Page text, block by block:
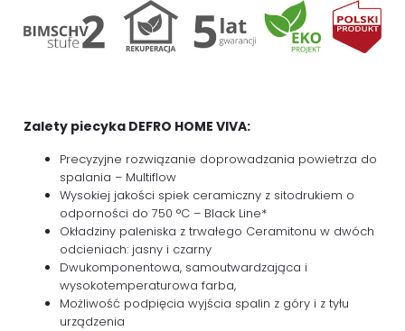
Zalety piecyka DEFRO HOME VIVA:
Precyzyjne rozwiązanie doprowadzania powietrza do
spalania – Multiflow
Wysokiej jakości spiek ceramiczny z sitodrukiem o
odporności do 750 °C – Black Line*
Okładziny paleniska z trwałego Ceramitonu w dwóch
odcieniach: jasny i czarny
Dwukomponentowa, samoutwardzająca i
wysokotemperaturowa farba,
Możliwość podpięcia wyjścia spalin z góry i z tyłu
urządzenia